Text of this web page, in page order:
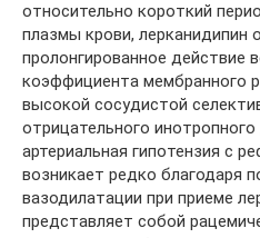
относительно короткий
плазмы крови, лерканидипин
пролонгированное действие
коэффициента мембранного
высокой сосудистой
отрицательного
артериальная гипотензия с
возникает редко благодаря
вазодилатации при приеме
представляет собой